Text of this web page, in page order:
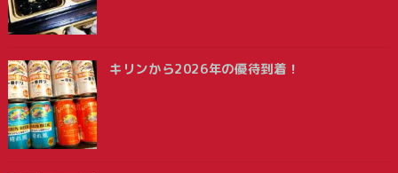
キリンから2026年の優待到着！